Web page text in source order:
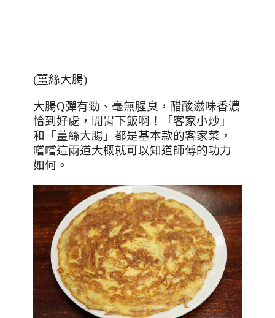
(薑絲大腸)
大腸Q彈有勁、毫無腥臭，醋酸滋味香濃
恰到好處，開胃下飯啊！「客家小炒」
和「薑絲大腸」都是基本款的客家菜，
嚐嚐這兩道大概就可以知道師傅的功力
如何。